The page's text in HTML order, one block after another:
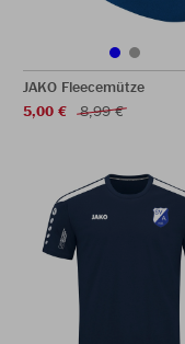
JAKO Fleecemütze
5,00 €
8,99 €